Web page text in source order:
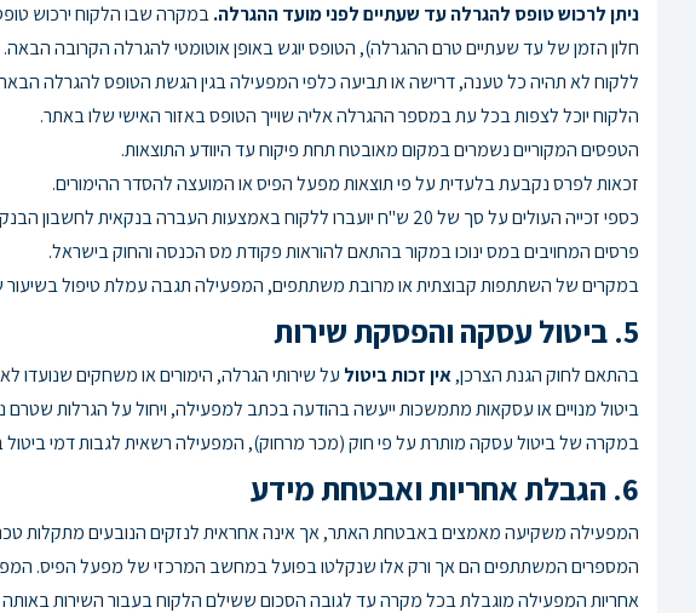
ניתן לרכוש טופס להגרלה עד שעתיים לפני מועד ההגרלה.במקרה שבו הלקוח ירכוש
חלון הזמן של עד שעתיים טרם ההגרלה), הטופס יוגש באופן אוטומטי להגרלה הקרובה הבאה.
ללקוח לא תהיה כל טענה, דרישה או תביעה כלפי המפעילה בגין הגשת הטופס להגרלה
הלקוח יוכל לצפות בכל עת במספר ההגרלה אליה שוייך הטופס באזור האישי שלו באתר.
הטפסים המקוריים נשמרים במקום מאובטח תחת פיקוח עד היוודע התוצאות.
זכאות לפרס נקבעת בלעדית על פי תוצאות מפעל הפיס או המועצה להסדר ההימורים.
כספי זכייה העולים על סך של 20 ש"ח יועברו ללקוח באמצעות העברה בנקאית לחשבון הבנק שיימסר על ידי הלקוח, ובניכוי דמי טיפול ועמלת בנקים בסך קבוע של 4 ש"ח בגין ביצוע ההעברה.
פרסים המחויבים במס ינוכו במקור בהתאם להוראות פקודת מס הכנסה והחוק בישראל.
במקרים של השתתפות קבוצתית או מרובת משתתפים, המפעילה תגבה עמלת טיפול בשיעור של 10% מסך הזכייה בגין ניהול
5. ביטול עסקה והפסקת שירות
בהתאם לחוק הגנת הצרכן,אין זכות ביטול על שירותי הגרלה, הימורים או משחקים
ביטול מנויים או עסקאות מתמשכות ייעשה בהודעה בכתב למפעילה, ויחול על הגרלות שטרם
במקרה של ביטול עסקה מותרת על פי חוק (מכר מרחוק), המפעילה רשאית לגבות דמי ביטול בשיעור של 5% ממחיר העסקה או 100 ש"ח,
6. הגבלת אחריות ואבטחת מידע
המפעילה משקיעה מאמצים באבטחת האתר, אך אינה אחראית לנזקים הנובעים מתקלות
המספרים המשתתפים הם אך ורק אלו שנקלטו בפועל במחשב המרכזי של מפעל הפיס.
אחריות המפעילה מוגבלת בכל מקרה עד לגובה הסכום ששילם הלקוח בעבור השירות